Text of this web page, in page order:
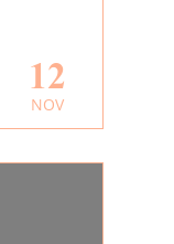
12
NOV